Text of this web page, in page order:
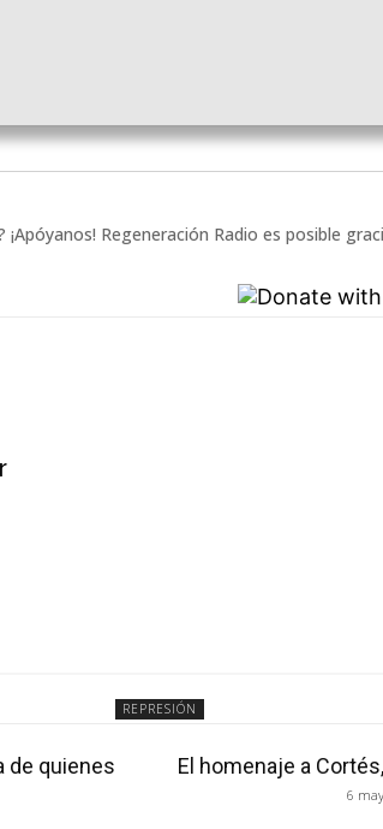
Regeneración Radio es posible
de quienes
REPRESIÓN
El homenaje a
6